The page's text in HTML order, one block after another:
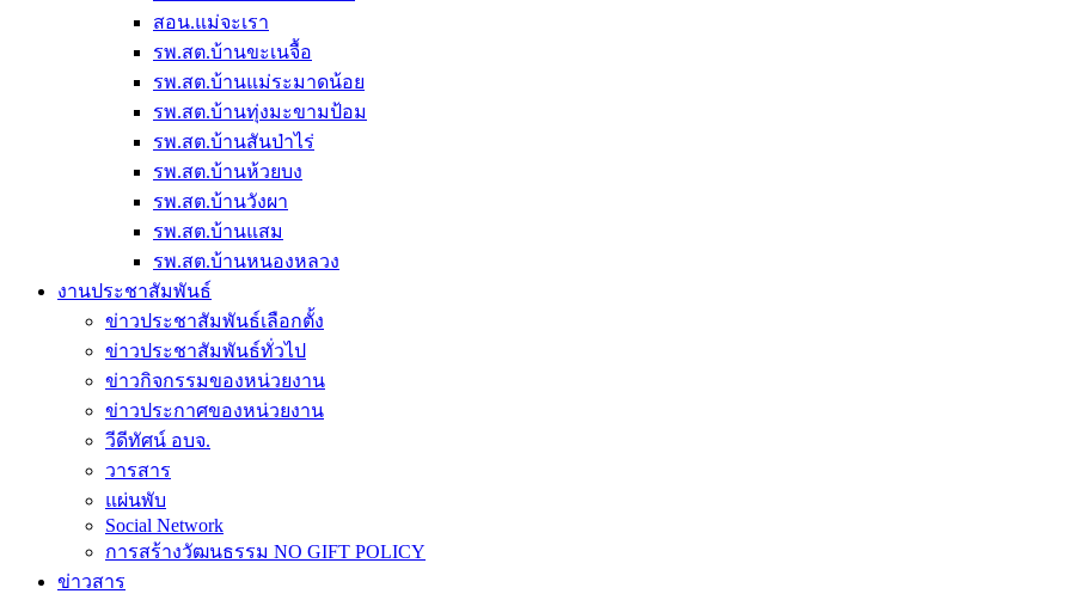
สอน.แม่จะเรา
รพ.สต.บ้านขะเนจื้อ
รพ.สต.บ้านแม่ระมาดน้อย
รพ.สต.บ้านทุ่งมะขามป้อม
รพ.สต.บ้านสันป่าไร่
รพ.สต.บ้านห้วยบง
รพ.สต.บ้านวังผา
รพ.สต.บ้านแสม
รพ.สต.บ้านหนองหลวง
งานประชาสัมพันธ์
ข่าวประชาสัมพันธ์เลือกตั้ง
ข่าวประชาสัมพันธ์ทั่วไป
ข่าวกิจกรรมของหน่วยงาน
ข่าวประกาศของหน่วยงาน
วีดีทัศน์ อบจ.
วารสาร
แผ่นพับ
Social Network
การสร้างวัฒนธรรม NO GIFT POLICY
ข่าวสาร